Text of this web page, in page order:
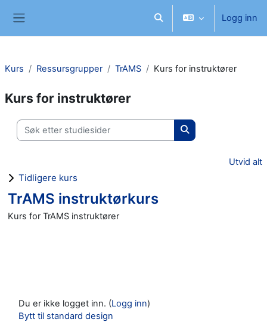
Veksle inndata for søk
Logg inn
Kurs Ressursgrupper TrAMS Kurs for instruktører
Kurs for instruktører
Søk etter studiesider
Søk etter
Utvid alt
Tidligere kurs
TrAMS instruktørkurs
Kurs for TrAMS instruktører
Du er ikke logget inn. (Logg inn)
Bytt til standard design